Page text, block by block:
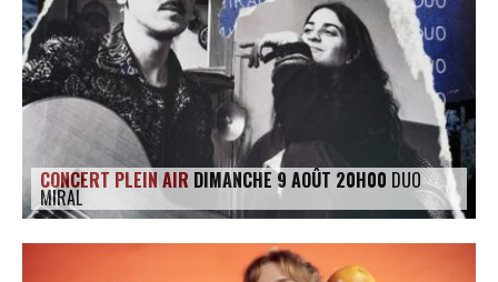
LE PROJET DE TERRITOIRE
LE CAFÉ/RESTO
LES FORMULES
LA CARTE
CONCERT PLEIN AIR DIMANCHE 9 AOÛT 20H00 DUO
MIRAL